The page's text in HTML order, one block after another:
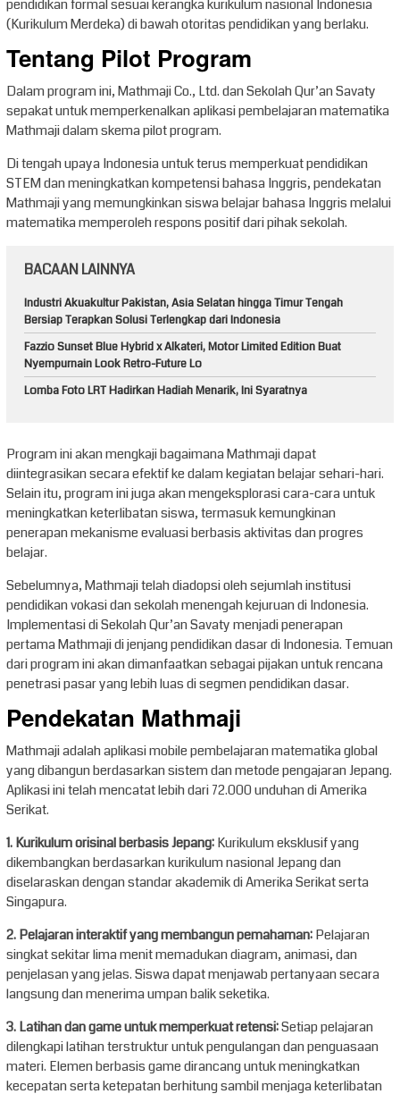
pendidikan formal sesuai kerangka kurikulum nasional Indonesia
(Kurikulum Merdeka) di bawah otoritas pendidikan yang berlaku.
Tentang Pilot Program
Dalam program ini, Mathmaji Co., Ltd. dan Sekolah Qur’an Savaty
sepakat untuk memperkenalkan aplikasi pembelajaran matematika
Mathmaji dalam skema pilot program.
Di tengah upaya Indonesia untuk terus memperkuat pendidikan
STEM dan meningkatkan kompetensi bahasa Inggris, pendekatan
Mathmaji yang memungkinkan siswa belajar bahasa Inggris melalui
matematika memperoleh respons positif dari pihak sekolah.
BACAAN LAINNYA
Industri Akuakultur Pakistan, Asia Selatan hingga Timur Tengah
Bersiap Terapkan Solusi Terlengkap dari Indonesia
Fazzio Sunset Blue Hybrid x Alkateri, Motor Limited Edition Buat
Nyempurnain Look Retro-Future Lo
Lomba Foto LRT Hadirkan Hadiah Menarik, Ini Syaratnya
Program ini akan mengkaji bagaimana Mathmaji dapat
diintegrasikan secara efektif ke dalam kegiatan belajar sehari-hari.
Selain itu, program ini juga akan mengeksplorasi cara-cara untuk
meningkatkan keterlibatan siswa, termasuk kemungkinan
penerapan mekanisme evaluasi berbasis aktivitas dan progres
belajar.
Sebelumnya, Mathmaji telah diadopsi oleh sejumlah institusi
pendidikan vokasi dan sekolah menengah kejuruan di Indonesia.
Implementasi di Sekolah Qur’an Savaty menjadi penerapan
pertama Mathmaji di jenjang pendidikan dasar di Indonesia. Temuan
dari program ini akan dimanfaatkan sebagai pijakan untuk rencana
penetrasi pasar yang lebih luas di segmen pendidikan dasar.
Pendekatan Mathmaji
Mathmaji adalah aplikasi mobile pembelajaran matematika global
yang dibangun berdasarkan sistem dan metode pengajaran Jepang.
Aplikasi ini telah mencatat lebih dari 72.000 unduhan di Amerika
Serikat.
1. Kurikulum orisinal berbasis Jepang:Kurikulum eksklusif yang
dikembangkan berdasarkan kurikulum nasional Jepang dan
diselaraskan dengan standar akademik di Amerika Serikat serta
Singapura.
2. Pelajaran interaktif yang membangun pemahaman:Pelajaran
singkat sekitar lima menit memadukan diagram, animasi, dan
penjelasan yang jelas. Siswa dapat menjawab pertanyaan secara
langsung dan menerima umpan balik seketika.
3. Latihan dan game untuk memperkuat retensi:Setiap pelajaran
dilengkapi latihan terstruktur untuk pengulangan dan penguasaan
materi. Elemen berbasis game dirancang untuk meningkatkan
kecepatan serta ketepatan berhitung sambil menjaga keterlibatan